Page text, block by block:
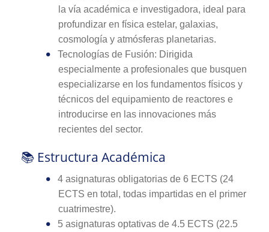
la vía académica e investigadora, ideal para
profundizar en física estelar, galaxias,
cosmología y atmósferas planetarias.
Tecnologías de Fusión: Dirigida
especialmente a profesionales que busquen
especializarse en los fundamentos físicos y
técnicos del equipamiento de reactores e
introducirse en las innovaciones más
recientes del sector.
📚 Estructura Académica
4 asignaturas obligatorias de 6 ECTS (24
ECTS en total, todas impartidas en el primer
cuatrimestre).
5 asignaturas optativas de 4.5 ECTS (22.5